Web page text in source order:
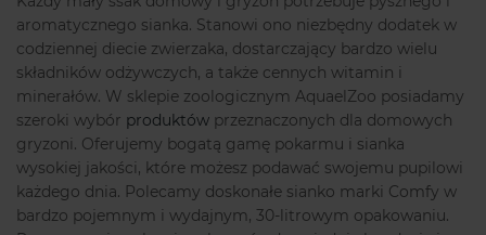
aromatycznego sianka. Stanowi ono niezbędny dodatek w
codziennej diecie zwierzaka, dostarczający bardzo wielu
składników odżywczych, a także cennych witamin i
minerałów. W sklepie zoologicznym AquaelZoo posiadamy
szeroki wybór produktów przeznaczonych dla domowych
gryzoni. Oferujemy bogatą gamę pokarmu i sianka
wysokiej jakości, które możesz podawać swojemu pupilowi
każdego dnia. Polecamy doskonałe sianko marki Comfy w
bardzo pojemnym i wydajnym, 30-litrowym opakowaniu.